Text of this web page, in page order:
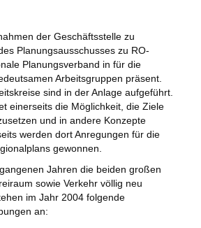
der Geschäftsstelle zu
Planungsausschusses zu RO-
Planungsverband in für die
Arbeitsgruppen präsent.
sind in der Anlage aufgeführt.
einerseits die Möglichkeit, die Ziele
und in andere Konzepte
werden dort Anregungen für die
gewonnen.
Jahren die beiden großen
sowie Verkehr völlig neu
im Jahr 2004 folgende
an: